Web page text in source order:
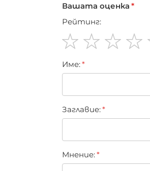
Вашата оценка
Рейтинг:
star
stars
stars
stars
stars
Име:
Заглавиe:
Мнение: